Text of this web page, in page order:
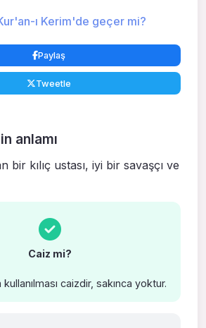
ı Kerim'de geçer mi?
Paylaş
Tweetle
anlamı
bir kılıç ustası, iyi bir savaşçı ve
Caiz mi?
kullanılması caizdir, sakınca yoktur.